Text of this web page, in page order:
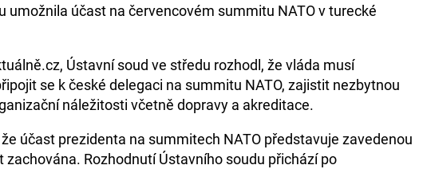
umožnila účast na červencovém summitu NATO v turecké
Ústavní soud ve středu rozhodl, že vláda musí
se k české delegaci na summitu NATO, zajistit nezbytnou
náležitosti včetně dopravy a akreditace.
účast prezidenta na summitech NATO představuje zavedenou
zachována. Rozhodnutí Ústavního soudu přichází po